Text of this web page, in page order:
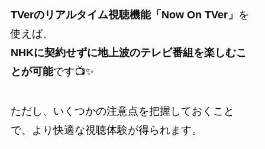
TVerのリアルタイム視聴機能「Now On TVer」 を
使えば、
NHKに契約せずに地上波のテレビ番組を楽しむこ
とが可能です📺✨
ただし、いくつかの注意点を把握しておくこと
で、より快適な視聴体験が得られます。